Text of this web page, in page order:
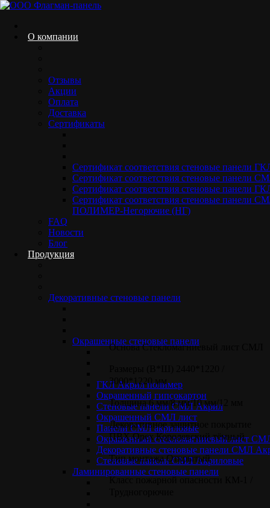
Нажав кнопку «Соглашаюсь», вы даете свое
О компании
Отзывы
Акции
Оплата
Доставка
Сертификаты
Сертификат соответствия стеновые панели
Сертификат соответствия стеновые панели
Сертификат соответствия стеновые панели
Сертификат соответствия стеновые
ПОЛИМЕР-Негорючие (НГ)
FAQ
Новости
Блог
Продукция
Декоративные стеновые панели
Окрашенные стеновые панели
ГКЛ Акрил полимер
Окрашенный гипсокартон
Стеновые панели СМЛ Акрил
Окрашенный СМЛ лист
Панели СМЛ акриловые
Окрашенный стекломагниевый лист
Декоративные стеновые панели СМЛ
Стеновые панели СМЛ Акриловые
Ламинированные стеновые панели
ламинированные ПВХ Орех
Королевский
Ламинированный стекломагниевый лист
для стен ламинированные ПВХ Орех Королевский
СМЛ панели для стен ламинированные ПВХ Орех
Основа Стекломагниевый лист СМЛ
3000*1220 мм
Толщина 6 мм/8 мм/10 мм/12 мм
Декоративное защитное покрытие
ПВХ Орех Королевский тёмный
Тип монтажа Открытый